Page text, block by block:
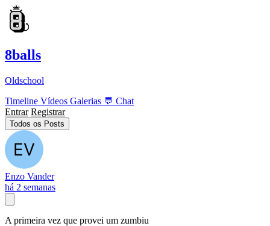
8balls
Oldschool
Timeline Vídeos Galerias 💬 Chat
Entrar Registrar
Todos os Posts
Enzo Vander
há 2 semanas
A primeira vez que provei um zumbiu